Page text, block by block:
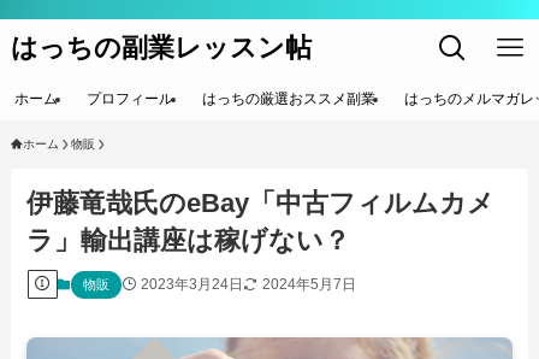
はっちの副業レッスン帖
ホーム プロフィール はっちの厳選おススメ副業 はっちのメルマガレ
ホーム 物販
伊藤竜哉氏のeBay「中古フィルムカメ
ラ」輸出講座は稼げない？
物販 2023年3月24日 2024年5月7日